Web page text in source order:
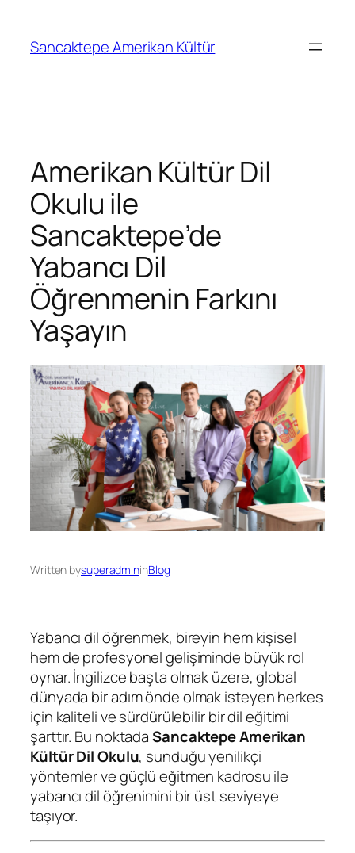
Sancaktepe Amerikan Kültür
Amerikan Kültür Dil
Okulu ile
Sancaktepe’de
Yabancı Dil
Öğrenmenin Farkını
Yaşayın
Written bysuperadmininBlog
Yabancı dil öğrenmek, bireyin hem kişisel
hem de profesyonel gelişiminde büyük rol
oynar. İngilizce başta olmak üzere, global
dünyada bir adım önde olmak isteyen herkes
için kaliteli ve sürdürülebilir bir dil eğitimi
şarttır. Bu noktadaSancaktepe Amerikan
Kültür Dil Okulu, sunduğu yenilikçi
yöntemler ve güçlü eğitmen kadrosu ile
yabancı dil öğrenimini bir üst seviyeye
taşıyor.